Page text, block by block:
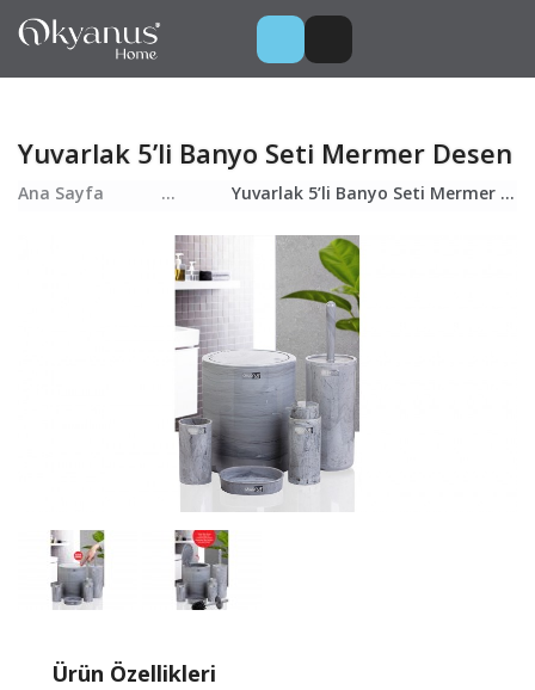
Yuvarlak 5’li Banyo Seti Mermer Desen
Ana Sayfa ... Yuvarlak 5’li Banyo Seti Mermer Desen
Ürün Özellikleri